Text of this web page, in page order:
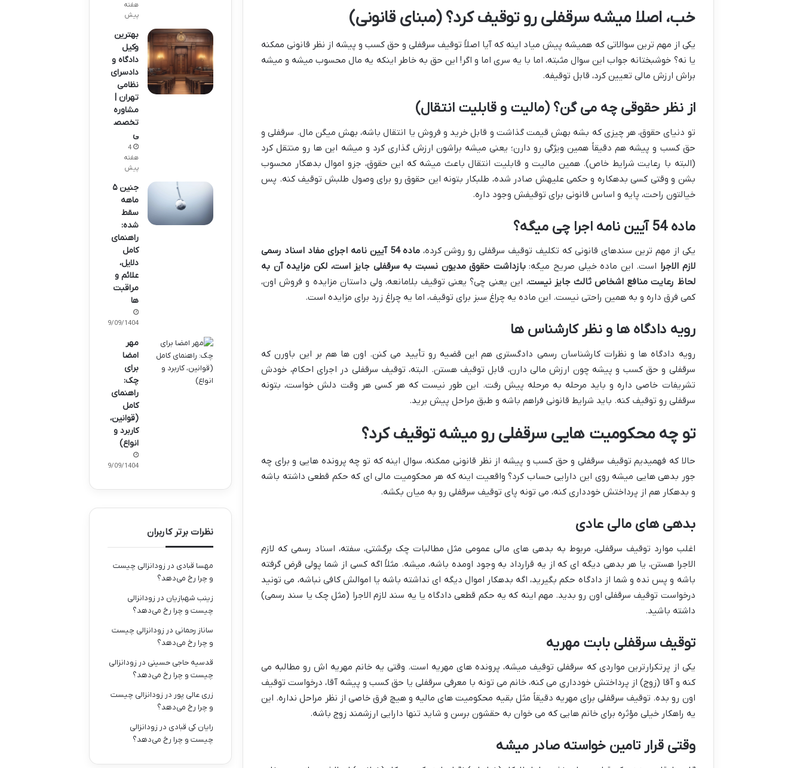
خب، اصلا میشه سرقفلی رو توقیف کرد؟ (مبنای قانونی)
یکی از مهم ترین سوالاتی که همیشه پیش میاد اینه که آیا اصلاً توقیف سرقفلی و حق کسب و پیشه از نظر قانونی ممکنه
یا نه؟ خوشبختانه جواب این سوال مثبته، اما با یه سری اما و اگر! این حق به خاطر اینکه یه مال محسوب میشه و میشه
براش ارزش مالی تعیین کرد، قابل توقیفه.
از نظر حقوقی چه می گن؟ (مالیت و قابلیت انتقال)
تو دنیای حقوق، هر چیزی که بشه بهش قیمت گذاشت و قابل خرید و فروش یا انتقال باشه، بهش میگن مال. سرقفلی و
حق کسب و پیشه هم دقیقاً همین ویژگی رو دارن؛ یعنی میشه براشون ارزش گذاری کرد و میشه این ها رو منتقل کرد
(البته با رعایت شرایط خاص). همین مالیت و قابلیت انتقال باعث میشه که این حقوق، جزو اموال بدهکار محسوب
بشن و وقتی کسی بدهکاره و حکمی علیهش صادر شده، طلبکار بتونه این حقوق رو برای وصول طلبش توقیف کنه. پس
خیالتون راحت، پایه و اساس قانونی برای توقیفش وجود داره.
ماده 54 آیین نامه اجرا چی میگه؟
یکی از مهم ترین سندهای قانونی که تکلیف توقیف سرقفلی رو روشن کرده،
ماده 54 آیین نامه اجرای مفاد اسناد رسمی
لازم الاجرا است. این ماده خیلی صریح میگه:بازداشت حقوق مدیون نسبت به سرقفلی جایز است، لکن مزایده آن به
لحاظ رعایت منافع اشخاص ثالث جایز نیست. این یعنی چی؟ یعنی توقیف بلامانعه، ولی داستان مزایده و فروش اون،
کمی فرق داره و به همین راحتی نیست. این ماده یه چراغ سبز برای توقیف، اما یه چراغ زرد برای مزایده است.
رویه دادگاه ها و نظر کارشناس ها
رویه دادگاه ها و نظرات کارشناسان رسمی دادگستری هم این قضیه رو تأیید می کنن. اون ها هم بر این باورن که
سرقفلی و حق کسب و پیشه چون ارزش مالی دارن، قابل توقیف هستن. البته، توقیف سرقفلی در اجرای احکام، خودش
تشریفات خاصی داره و باید مرحله به مرحله پیش رفت. این طور نیست که هر کسی هر وقت دلش خواست، بتونه
سرقفلی رو توقیف کنه. باید شرایط قانونی فراهم باشه و طبق مراحل پیش برید.
تو چه محکومیت هایی سرقفلی رو میشه توقیف کرد؟
حالا که فهمیدیم توقیف سرقفلی و حق کسب و پیشه از نظر قانونی ممکنه، سوال اینه که تو چه پرونده هایی و برای چه
جور بدهی هایی میشه روی این دارایی حساب کرد؟ واقعیت اینه که هر محکومیت مالی ای که حکم قطعی داشته باشه
و بدهکار هم از پرداختش خودداری کنه، می تونه پای توقیف سرقفلی رو به میان بکشه.
بدهی های مالی عادی
اغلب موارد توقیف سرقفلی، مربوط به بدهی های مالی عمومی مثل مطالبات چک برگشتی، سفته، اسناد رسمی که لازم
الاجرا هستن، یا هر بدهی دیگه ای که از یه قرارداد به وجود اومده باشه، میشه. مثلاً اگه کسی از شما پولی قرض گرفته
باشه و پس نده و شما از دادگاه حکم بگیرید، اگه بدهکار اموال دیگه ای نداشته باشه یا اموالش کافی نباشه، می تونید
درخواست توقیف سرقفلی اون رو بدید. مهم اینه که یه حکم قطعی دادگاه یا یه سند لازم الاجرا (مثل چک یا سند رسمی)
داشته باشید.
توقیف سرقفلی بابت مهریه
یکی از پرتکرارترین مواردی که سرقفلی توقیف میشه، پرونده های مهریه است. وقتی یه خانم مهریه اش رو مطالبه می
کنه و آقا (زوج) از پرداختش خودداری می کنه، خانم می تونه با معرفی سرقفلی یا حق کسب و پیشه آقا، درخواست توقیف
اون رو بده. توقیف سرقفلی برای مهریه دقیقاً مثل بقیه محکومیت های مالیه و هیچ فرق خاصی از نظر مراحل نداره. این
یه راهکار خیلی مؤثره برای خانم هایی که می خوان به حقشون برسن و شاید تنها دارایی ارزشمند زوج باشه.
وقتی قرار تامین خواسته صادر میشه
هفته
پیش
بهترین
وکیل
دادگاه و
دادسرای
نظامی
تهران |
مشاوره
تخصص
ی
4
هفته
پیش
جنین ۵
ماهه
سقط
شده:
راهنمای
کامل
دلایل،
علائم و
مراقبت‌
ها
29/09/1404
مهر
امضا
برای
چک:
راهنمای
کامل
(قوانین،
کاربرد و
انواع)
29/09/1404
نظرات برتر کاربران
مهسا قبادی در زودانزالی چیست
و چرا رخ می‌دهد؟
زینب شهبازیان در زودانزالی
چیست و چرا رخ می‌دهد؟
ساناز رحمانی در زودانزالی چیست
و چرا رخ می‌دهد؟
قدسیه حاجی حسینی در زودانزالی
چیست و چرا رخ می‌دهد؟
زری عالی پور در زودانزالی چیست
و چرا رخ می‌دهد؟
رایان کی قبادی در زودانزالی
چیست و چرا رخ می‌دهد؟